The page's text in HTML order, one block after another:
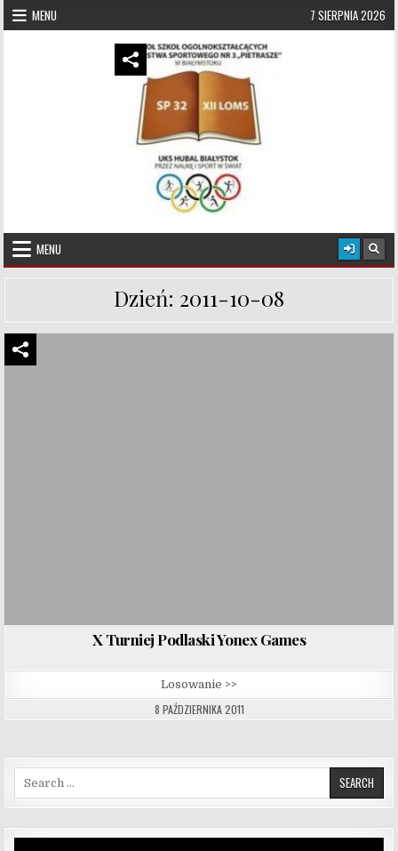
Skip to content
MENU 7 SIERPNIA 2026
UKS Hubal Białystok
MENU
Dzień: 2011-10-08
X Turniej Podlaski Yonex Games
Losowanie >>
8 PAŹDZIERNIKA 2011